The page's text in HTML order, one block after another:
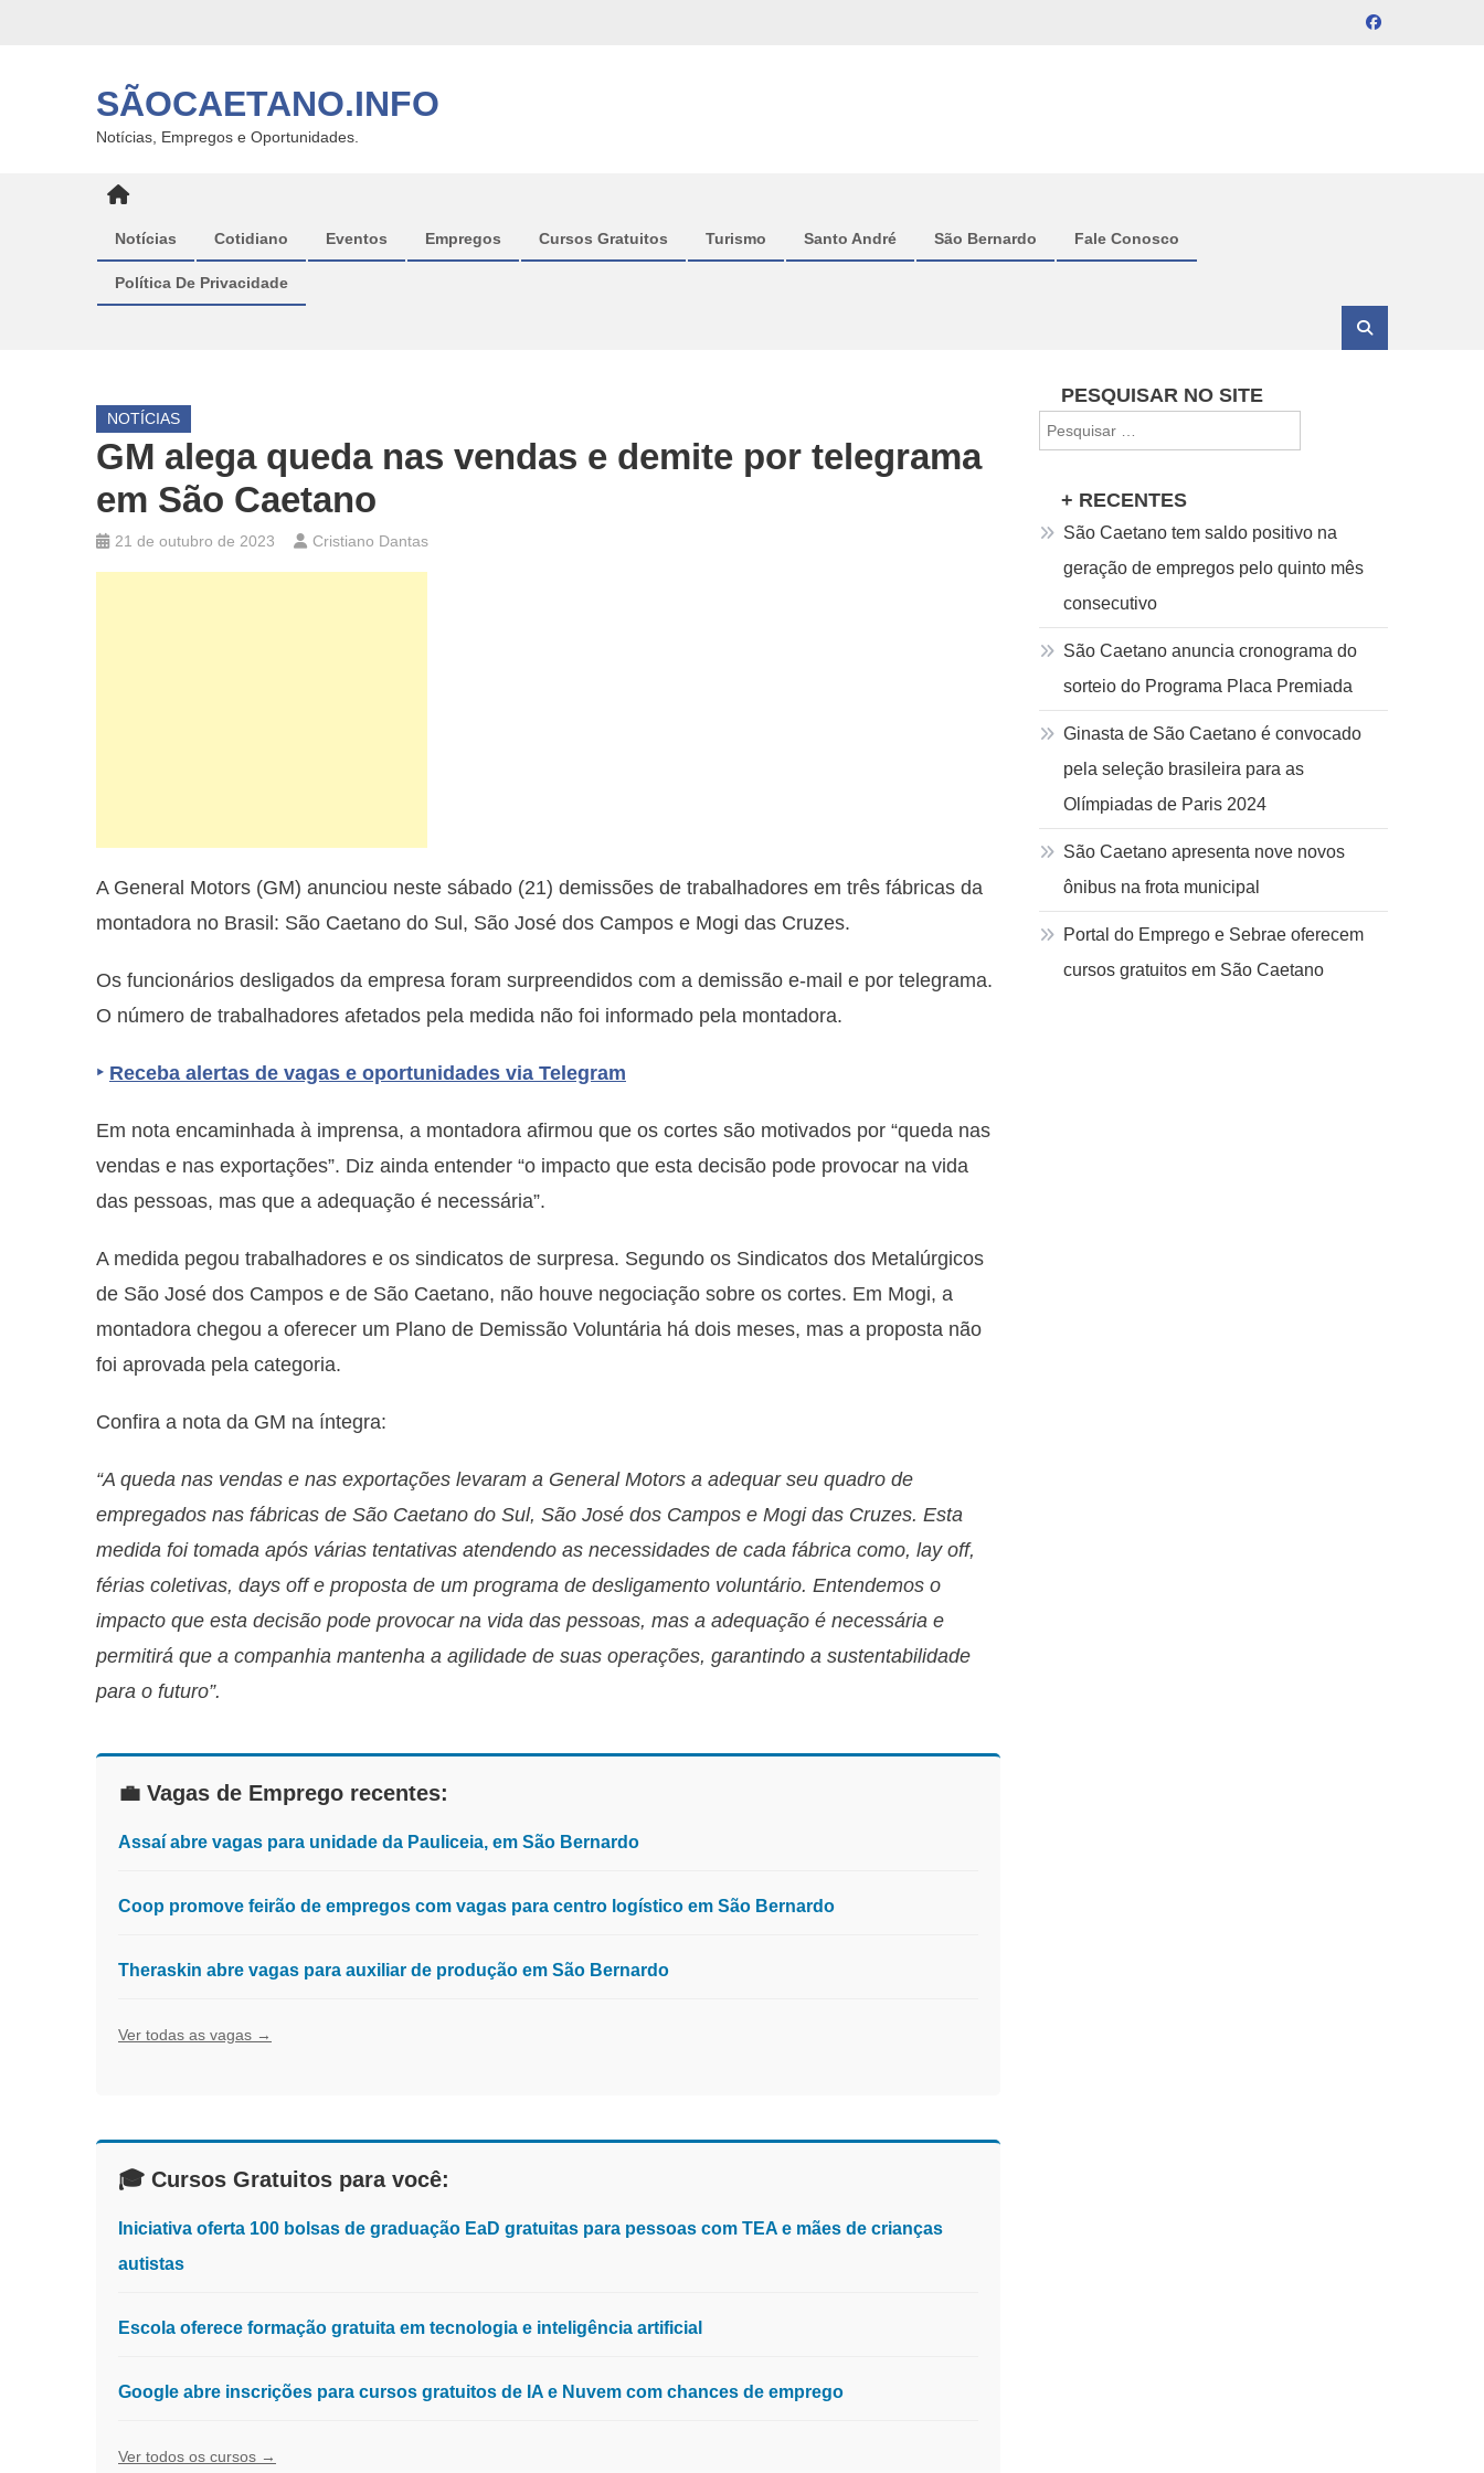
SÃOCAETANO.INFO
Notícias, Empregos e Oportunidades.
Notícias Cotidiano Eventos Empregos Cursos Gratuitos Turismo Santo André São Bernardo Fale Conosco
Política De Privacidade
NOTÍCIAS
GM alega queda nas vendas e demite por telegrama
em São Caetano
21 de outubro de 2023 Cristiano Dantas
A General Motors (GM) anunciou neste sábado (21) demissões de trabalhadores em três fábricas da
montadora no Brasil: São Caetano do Sul, São José dos Campos e Mogi das Cruzes.
Os funcionários desligados da empresa foram surpreendidos com a demissão e-mail e por telegrama.
O número de trabalhadores afetados pela medida não foi informado pela montadora.
‣ Receba alertas de vagas e oportunidades via Telegram
Em nota encaminhada à imprensa, a montadora afirmou que os cortes são motivados por “queda nas
vendas e nas exportações”. Diz ainda entender “o impacto que esta decisão pode provocar na vida
das pessoas, mas que a adequação é necessária”.
A medida pegou trabalhadores e os sindicatos de surpresa. Segundo os Sindicatos dos Metalúrgicos
de São José dos Campos e de São Caetano, não houve negociação sobre os cortes. Em Mogi, a
montadora chegou a oferecer um Plano de Demissão Voluntária há dois meses, mas a proposta não
foi aprovada pela categoria.
Confira a nota da GM na íntegra:
“A queda nas vendas e nas exportações levaram a General Motors a adequar seu quadro de
empregados nas fábricas de São Caetano do Sul, São José dos Campos e Mogi das Cruzes. Esta
medida foi tomada após várias tentativas atendendo as necessidades de cada fábrica como, lay off,
férias coletivas, days off e proposta de um programa de desligamento voluntário. Entendemos o
impacto que esta decisão pode provocar na vida das pessoas, mas a adequação é necessária e
permitirá que a companhia mantenha a agilidade de suas operações, garantindo a sustentabilidade
para o futuro”.
💼 Vagas de Emprego recentes:
Assaí abre vagas para unidade da Pauliceia, em São Bernardo
Coop promove feirão de empregos com vagas para centro logístico em São Bernardo
Theraskin abre vagas para auxiliar de produção em São Bernardo
Ver todas as vagas →
🎓 Cursos Gratuitos para você:
Iniciativa oferta 100 bolsas de graduação EaD gratuitas para pessoas com TEA e mães de crianças
autistas
Escola oferece formação gratuita em tecnologia e inteligência artificial
Google abre inscrições para cursos gratuitos de IA e Nuvem com chances de emprego
Ver todos os cursos →
PESQUISAR NO SITE
por:
+ RECENTES
São Caetano tem saldo positivo na
geração de empregos pelo quinto mês
consecutivo
São Caetano anuncia cronograma do
sorteio do Programa Placa Premiada
Ginasta de São Caetano é convocado
pela seleção brasileira para as
Olímpiadas de Paris 2024
São Caetano apresenta nove novos
ônibus na frota municipal
Portal do Emprego e Sebrae oferecem
cursos gratuitos em São Caetano